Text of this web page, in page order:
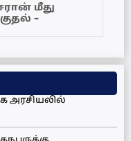
மீது
–
அரசியலில்